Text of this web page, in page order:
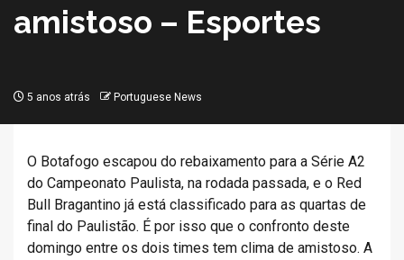
amistoso – Esportes
5 anos atrás Portuguese News
O Botafogo escapou do rebaixamento para a Série A2
do Campeonato Paulista, na rodada passada, e o Red
Bull Bragantino já está classificado para as quartas de
final do Paulistão. É por isso que o confronto deste
domingo entre os dois times tem clima de amistoso. A